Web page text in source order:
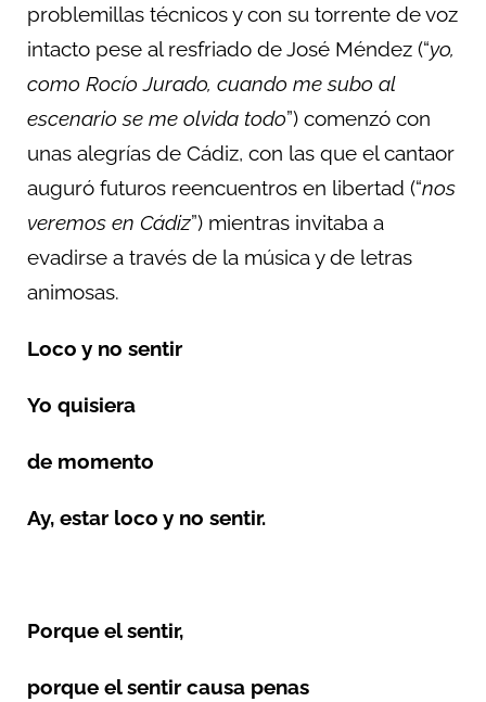
problemillas técnicos y con su torrente de voz
intacto pese al resfriado de José Méndez (“yo,
como Rocío Jurado, cuando me subo al
escenario se me olvida todo”) comenzó con
unas alegrías de Cádiz, con las que el cantaor
auguró futuros reencuentros en libertad (“nos
veremos en Cádiz”) mientras invitaba a
evadirse a través de la música y de letras
animosas.
Loco y no sentir
Yo quisiera
de momento
Ay, estar loco y no sentir.
Porque el sentir,
porque el sentir causa penas